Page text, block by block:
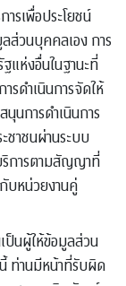
รเพื่อประโยชน์
ส่วนบุคคลเอง การ
แห่งอื่นในฐานะที่
รดำเนินการจัดให้
นการดำเนินการ
ชาชนผ่านระบบ
ริการตามสัญญาที่
บหน่วยงานคู่
นผู้ให้ข้อมูลส่วน
ท่านมีหน้าที่รับผิด